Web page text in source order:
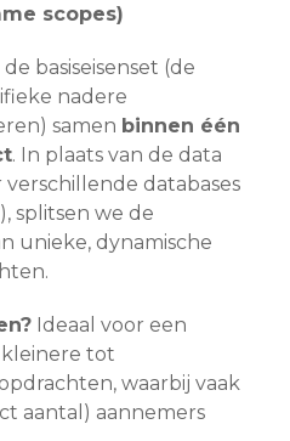
scopes)
basiseisenset (de
nadere
samen binnen één
. In plaats van de data
databases
splitsen we de
unieke, dynamische
Ideaal voor een
tot
waarbij vaak
aantal) aannemers